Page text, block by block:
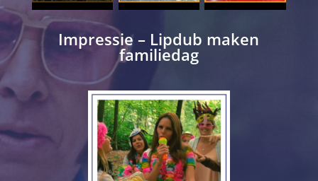
Impressie – Lipdub maken
familiedag